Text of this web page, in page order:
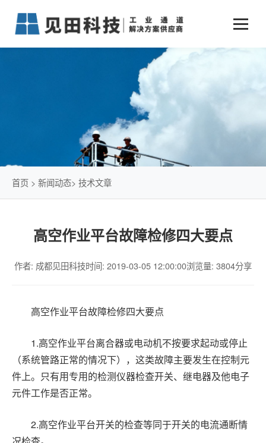
业务中心
仓储物流通道解决方案
智能立体库解决方案
简易升降机解决方案
新闻动态 +
传统仓储物流
石油化工行业
发展历程
首页 > 新闻动态> 技术文章
高空作业平台故障检修四大要点
作者: 成都见田科技时间: 2019-03-05 12:00:00浏览量: 3804分享
高空作业平台故障检修四大要点
1.高空作业平台离合器或电动机不按要求起动或停止
（系统管路正常的情况下），这类故障主要发生在控制元
件上。只有用专用的检测仪器检查开关、继电器及他电子
元件工作是否正常。
2.高空作业平台开关的检查等同于开关的电流通断情